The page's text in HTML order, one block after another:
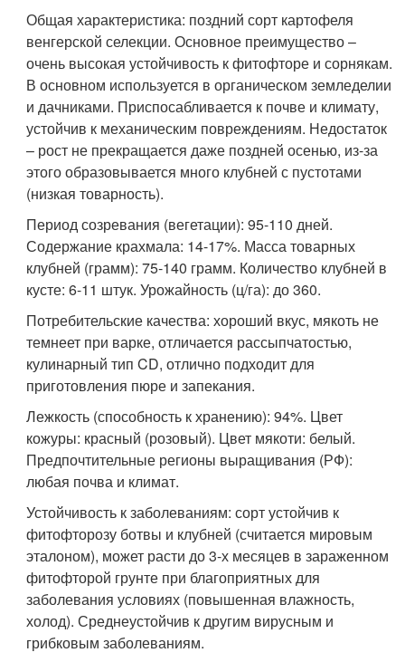
Общая характеристика: поздний сорт картофеля
венгерской селекции. Основное преимущество –
очень высокая устойчивость к фитофторе и сорнякам.
В основном используется в органическом земледелии
и дачниками. Приспосабливается к почве и климату,
устойчив к механическим повреждениям. Недостаток
– рост не прекращается даже поздней осенью, из-за
этого образовывается много клубней с пустотами
(низкая товарность).
Период созревания (вегетации): 95-110 дней.
Содержание крахмала: 14-17%. Масса товарных
клубней (грамм): 75-140 грамм. Количество клубней в
кусте: 6-11 штук. Урожайность (ц/га): до 360.
Потребительские качества: хороший вкус, мякоть не
темнеет при варке, отличается рассыпчатостью,
кулинарный тип CD, отлично подходит для
приготовления пюре и запекания.
Лежкость (способность к хранению): 94%. Цвет
кожуры: красный (розовый). Цвет мякоти: белый.
Предпочтительные регионы выращивания (РФ):
любая почва и климат.
Устойчивость к заболеваниям: сорт устойчив к
фитофторозу ботвы и клубней (считается мировым
эталоном), может расти до 3-х месяцев в зараженном
фитофторой грунте при благоприятных для
заболевания условиях (повышенная влажность,
холод). Среднеустойчив к другим вирусным и
грибковым заболеваниям.